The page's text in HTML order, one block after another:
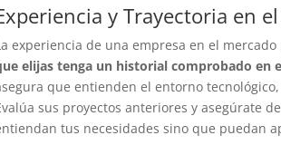
y Trayectoria en
experiencia de una empresa en el
elijas tenga un historial comprobado en
que entienden el entorno
sus proyectos anteriores y asegúrate
tus necesidades sino que puedan